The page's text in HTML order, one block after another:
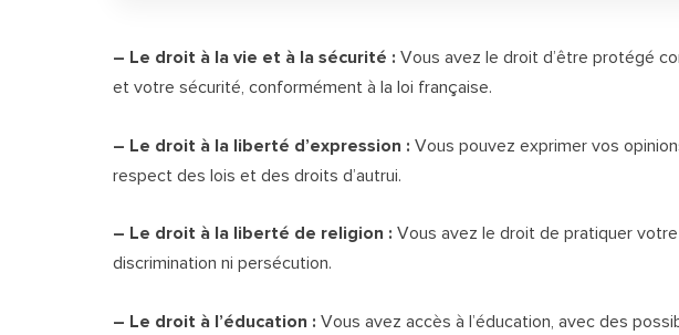
– Le droit à la vie et à la sécurité : Vous avez le droit d’être protégé
et votre sécurité, conformément à la loi française.
– Le droit à la liberté d’expression : Vous pouvez exprimer vos
respect des lois et des droits d’autrui.
– Le droit à la liberté de religion : Vous avez le droit de pratiquer
discrimination ni persécution.
– Le droit à l’éducation : Vous avez accès à l’éducation, avec des